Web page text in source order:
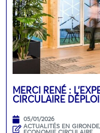
MERCI RENÉ :
CIRCULAIRE
05/01/2026
ACTUALITÉS EN GIRONDE,